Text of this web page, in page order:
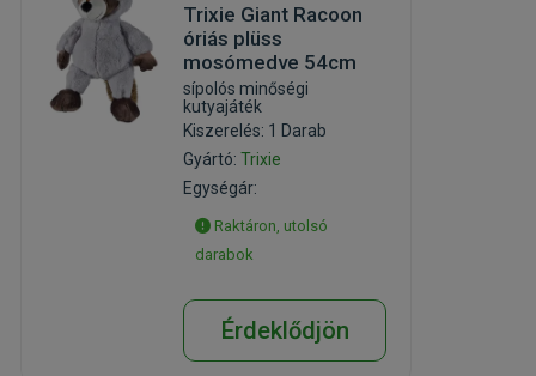
Trixie Giant Racoon
óriás plüss
mosómedve 54cm
sípolós minőségi
kutyajáték
Kiszerelés: 1 Darab
Gyártó:Trixie
Egységár:
Raktáron, utolsó
darabok
Érdeklődjön